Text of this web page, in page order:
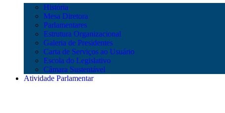
História
Mesa Diretora
Parlamentares
Estrutura Organizacional
Galeria de Presidentes
Carta de Serviços ao Usuário
Escola do Legislativo
Câmara Sustentável
Atividade Parlamentar